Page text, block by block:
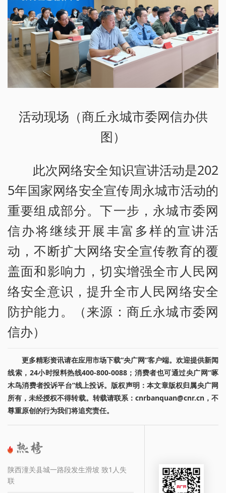
活动现场（商丘永城市委网信办供
图）
此次网络安全知识宣讲活动是202
5年国家网络安全宣传周永城市活动的
重要组成部分。下一步，永城市委网
信办将继续开展丰富多样的宣讲活
动，不断扩大网络安全宣传教育的覆
盖面和影响力，切实增强全市人民网
络安全意识，提升全市人民网络安全
防护能力。（来源：商丘永城市委网
信办）
更多精彩资讯请在应用市场下载“央广网”客户端。欢迎提供新闻
线索，24小时报料热线400-800-0088；消费者也可通过央广网“啄
木鸟消费者投诉平台”线上投诉。版权声明：本文章版权归属央广网
所有，未经授权不得转载。转载请联系：cnrbanquan@cnr.cn，不
尊重原创的行为我们将追究责任。
陕西潼关县城一路段发生滑坡 致1人失
联